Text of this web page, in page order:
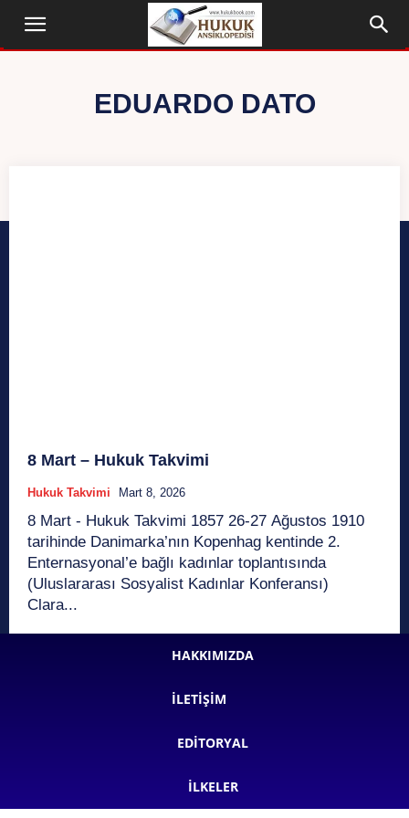
EDUARDO DATO
8 Mart – Hukuk Takvimi
Hukuk Takvimi Mart 8, 2026
8 Mart - Hukuk Takvimi 1857 26-27 Ağustos 1910
tarihinde Danimarka’nın Kopenhag kentinde 2.
Enternasyonal’e bağlı kadınlar toplantısında
(Uluslararası Sosyalist Kadınlar Konferansı)
Clara...
HAKKIMIZDA
İLETIŞIM
EDITORYAL
İLKELER